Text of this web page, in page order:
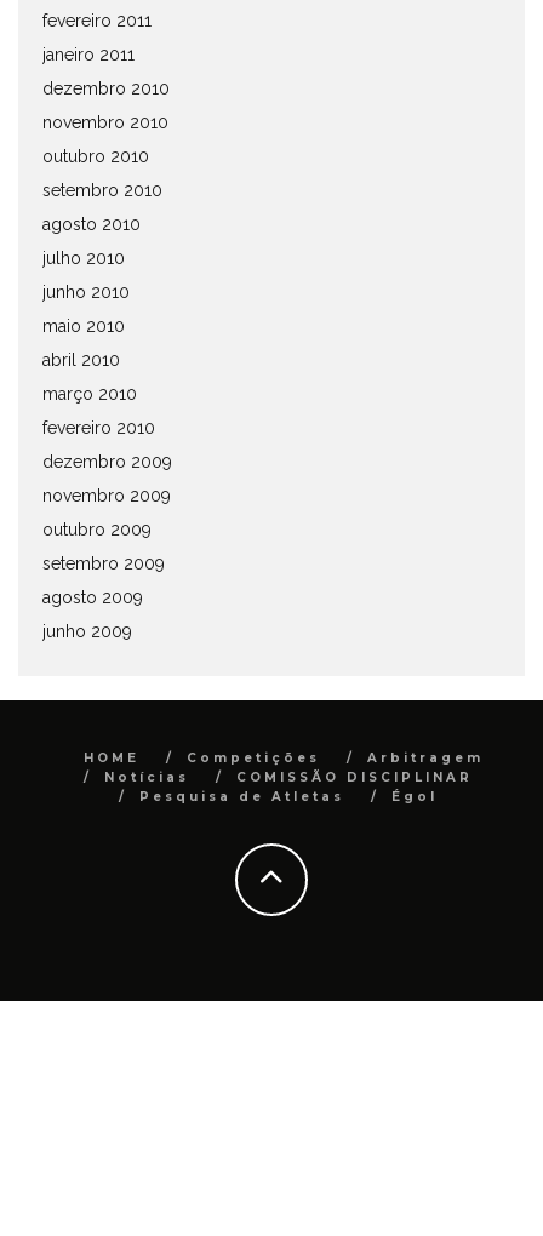
fevereiro 2011
janeiro 2011
dezembro 2010
novembro 2010
outubro 2010
setembro 2010
agosto 2010
julho 2010
junho 2010
maio 2010
abril 2010
março 2010
fevereiro 2010
dezembro 2009
novembro 2009
outubro 2009
setembro 2009
agosto 2009
junho 2009
HOME Competições
Arbitragem
Notícias
COMISSÃO DISCIPLINAR
Pesquisa de Atletas
Égol